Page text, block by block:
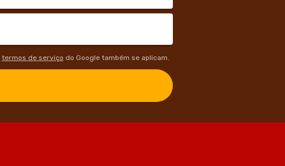
termos de serviço do Google também se aplicam.